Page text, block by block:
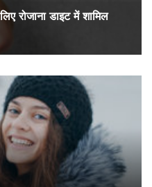
रोजाना डाइट में शामिल